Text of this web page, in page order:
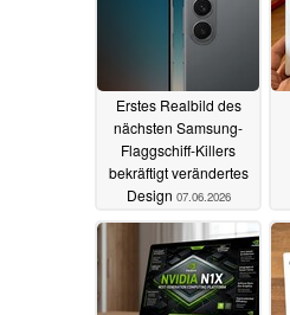
Erstes Realbild des
nächsten Samsung-
Flaggschiff-Killers
bekräftigt verändertes
Design 07.06.2026